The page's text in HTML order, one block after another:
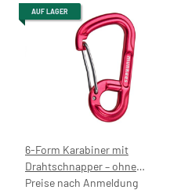
AUF LAGER
6-Form Karabiner mit
Drahtschnapper – ohne
Preisaufdruck
Preise nach Anmeldung